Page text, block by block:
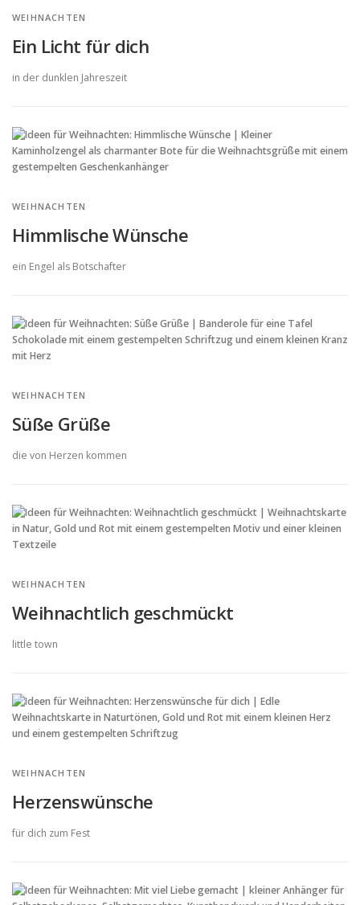
WEIHNACHTEN
Ein Licht für dich
in der dunklen Jahreszeit
WEIHNACHTEN
Himmlische Wünsche
ein Engel als Botschafter
WEIHNACHTEN
Süße Grüße
die von Herzen kommen
WEIHNACHTEN
Weihnachtlich geschmückt
little town
WEIHNACHTEN
Herzenswünsche
für dich zum Fest